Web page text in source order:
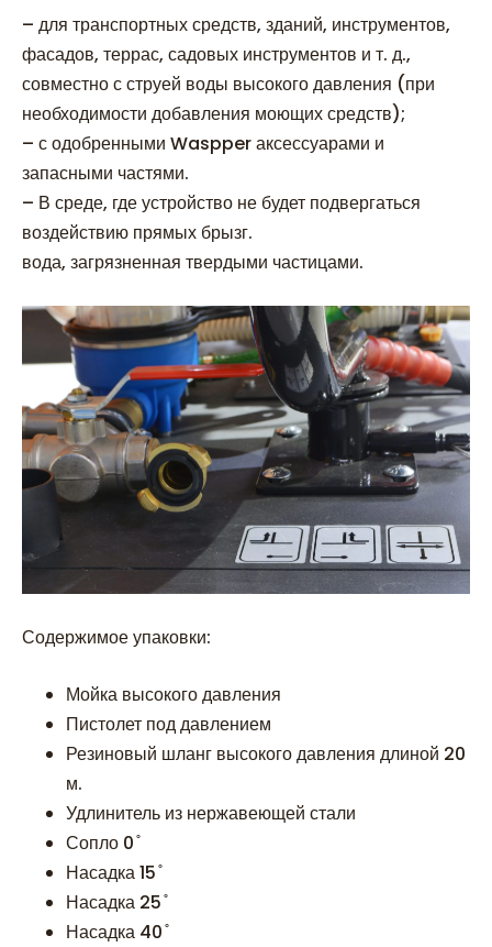
– для транспортных средств, зданий, инструментов,
фасадов, террас, садовых инструментов и т. д.,
совместно с струей воды высокого давления (при
необходимости добавления моющих средств);
– с одобренными Waspper аксессуарами и
запасными частями.
– В среде, где устройство не будет подвергаться
воздействию прямых брызг.
вода, загрязненная твердыми частицами.
Содержимое упаковки:
Мойка высокого давления
Пистолет под давлением
Резиновый шланг высокого давления длиной 20
м.
Удлинитель из нержавеющей стали
Сопло 0 ̊
Насадка 15 ̊
Насадка 25 ̊
Насадка 40 ̊